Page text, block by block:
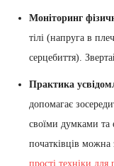
Моніторинг
тілі (напруга в
серцебиття).
Практика
допомагає
своїми думками та
початківців можна
прості техніки для